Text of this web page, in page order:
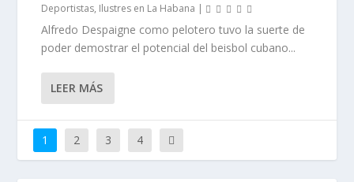
Deportistas, Ilustres en La Habana |
Alfredo Despaigne como pelotero tuvo la suerte de
poder demostrar el potencial del beisbol cubano...
LEER MÁS
1 2 3 4